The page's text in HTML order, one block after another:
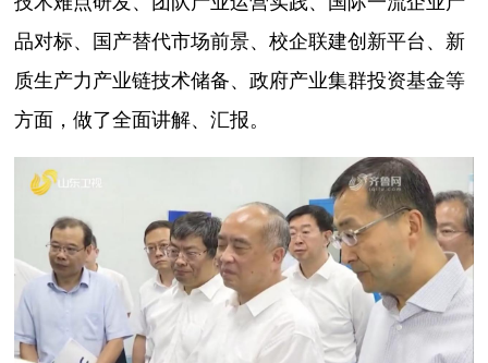
品对标、国产替代市场前景、校企联建创新平台、新
质生产力产业链技术储备、政府产业集群投资基金等
方面，做了全面讲解、汇报。